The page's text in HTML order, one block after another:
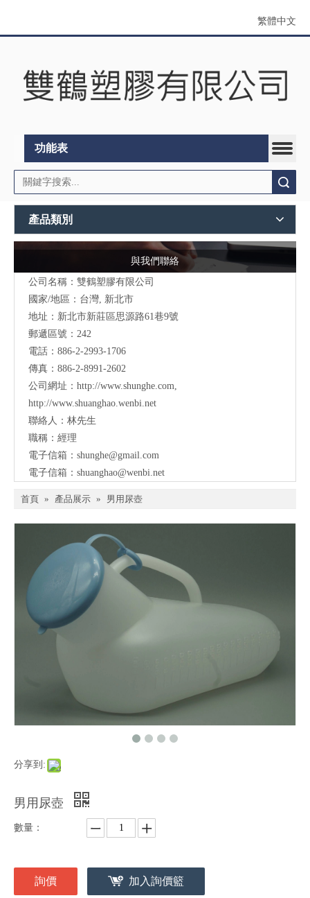
繁體中文
功能表
產品類別
與我們聯絡
公司名稱：雙鶴塑膠有限公司
國家/地區：台灣, 新北市
地址： 新北市新莊區思源路61巷9號
郵遞區號：242
電話：886-2-2993-1706
傳真：886-2-8991-2602
公司網址： http://www.shunghe.com,
http://www.shuanghao.wenbi.net
聯絡人：林先生
職稱：經理
電子信箱： shunghe@gmail.com
電子信箱： shuanghao@wenbi.net
首頁 » 產品展示 » 男用尿壺
分享到:
男用尿壺
數量：
詢價 加入詢價籃